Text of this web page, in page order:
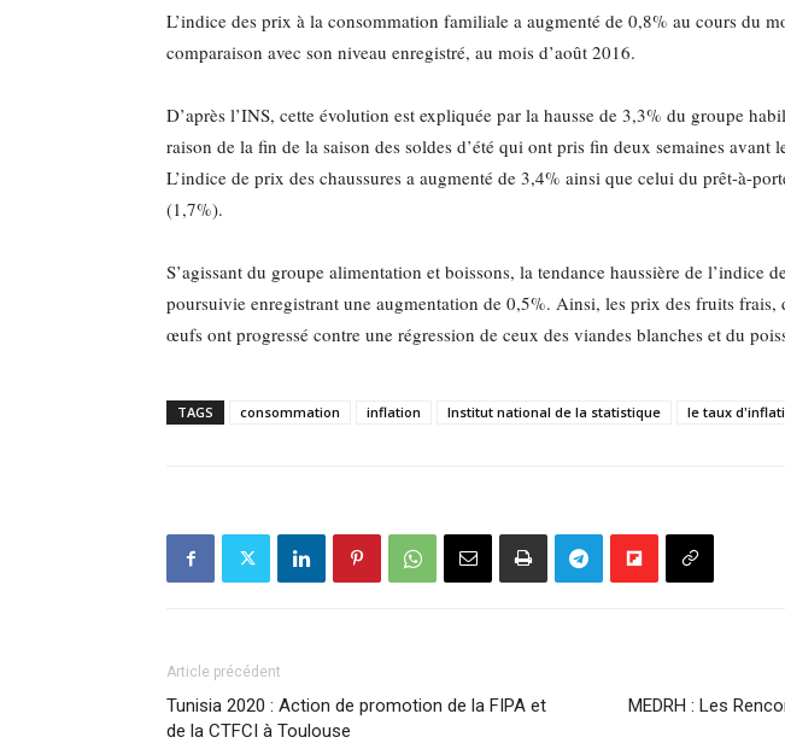
L’indice des prix à la consommation familiale a augmenté de 0,8% au cours du
comparaison avec son niveau enregistré, au mois d’août 2016.
D’après l’INS, cette évolution est expliquée par la hausse de 3,3% du groupe
raison de la fin de la saison des soldes d’été qui ont pris fin deux semaines avant
L’indice de prix des chaussures a augmenté de 3,4% ainsi que celui du prêt-à-
(1,7%).
S’agissant du groupe alimentation et boissons, la tendance haussière de l’indice
poursuivie enregistrant une augmentation de 0,5%. Ainsi, les prix des fruits frais,
œufs ont progressé contre une régression de ceux des viandes blanches et du
TAGS consommation inflation Institut national de la statistique le taux
Article précédent
Tunisia 2020 : Action de promotion de la FIPA et
de la CTFCI à Toulouse
MEDRH : Les